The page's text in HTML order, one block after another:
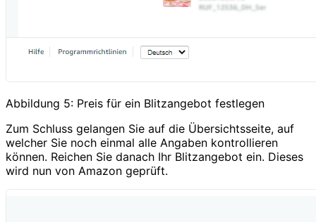
Abbildung 5: Preis für ein Blitzangebot festlegen
Zum Schluss gelangen Sie auf die Übersichtsseite, auf
welcher Sie noch einmal alle Angaben kontrollieren
können. Reichen Sie danach Ihr Blitzangebot ein. Dieses
wird nun von Amazon geprüft.